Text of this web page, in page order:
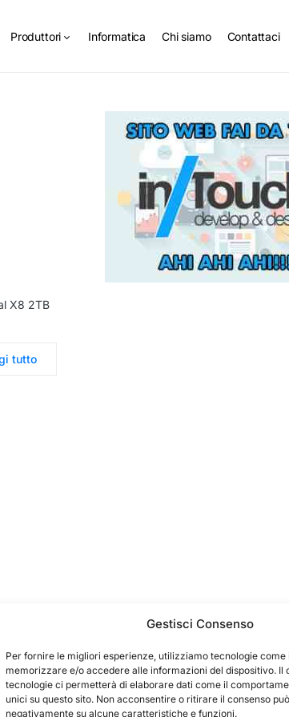
Gestisci Consenso
Per fornire le migliori esperienze, utilizziamo tecnologie come
memorizzare e/o accedere alle informazioni del dispositivo. Il
tecnologie ci permetterà di elaborare dati come il
unici su questo sito. Non acconsentire o ritirare il consenso
negativamente su alcune caratteristiche e funzioni.
Produttori Informatica Chi siamo Contattaci
X8 2TB
tutto